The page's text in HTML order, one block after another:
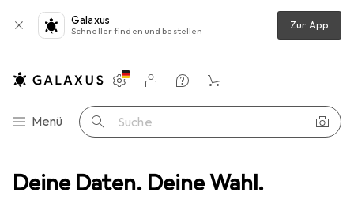
Deine Daten. Deine Wahl.
Galaxus
Schneller finden und bestellen Zur App
Navigation nach Kategorien
Menü Suche
Einstellungen
Kundenkonto
Vergleichslisten
Merklisten
Warenkorb
+ Polieren Winkelschleifer DeWalt DCG 405